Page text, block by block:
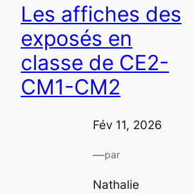
Les affiches des
exposés en
classe de CE2-
CM1-CM2
Fév 11, 2026
—par
Nathalie